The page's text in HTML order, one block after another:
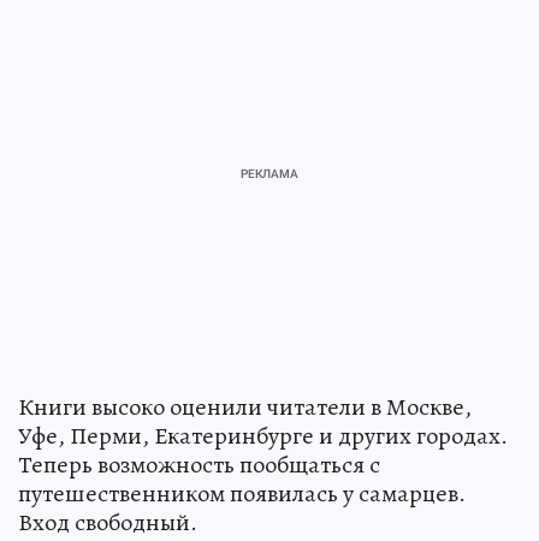
Книги высоко оценили читатели в Москве,
Уфе, Перми, Екатеринбурге и других городах.
Теперь возможность пообщаться с
путешественником появилась у самарцев.
Вход свободный.